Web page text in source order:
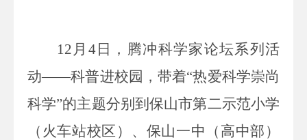
12 月 4日 ， 腾冲科学家论坛系列活
动——科普进校园，带着“热爱科学崇尚
科学”的主题分别到保山市第二示范小学
（火车站校区）、保山一中（高中部）